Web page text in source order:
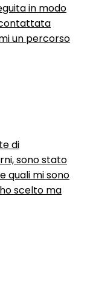
in modo
un percorso
di
sono stato
quali mi sono
scelto ma